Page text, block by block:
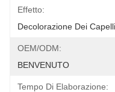
Effetto:
Decolorazione Dei
OEM/ODM:
BENVENUTO
Tempo Di Elaborazione: